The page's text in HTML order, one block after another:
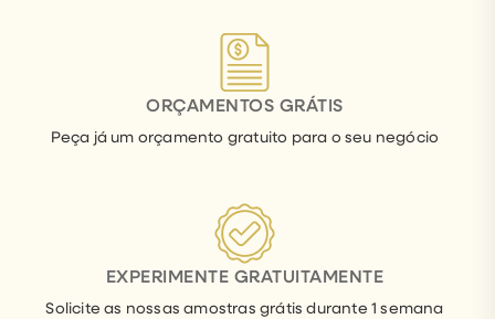
ORÇAMENTOS GRÁTIS
Peça já um orçamento gratuito para o seu negócio
EXPERIMENTE GRATUITAMENTE
Solicite as nossas amostras grátis durante 1 semana